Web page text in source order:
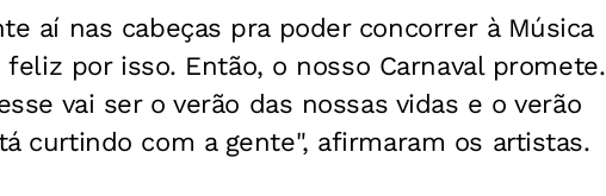
aí nas cabeças pra poder concorrer à Música
por isso. Então, o nosso Carnaval promete.
vai ser o verão das nossas vidas e o verão
curtindo com a gente", afirmaram os artistas.